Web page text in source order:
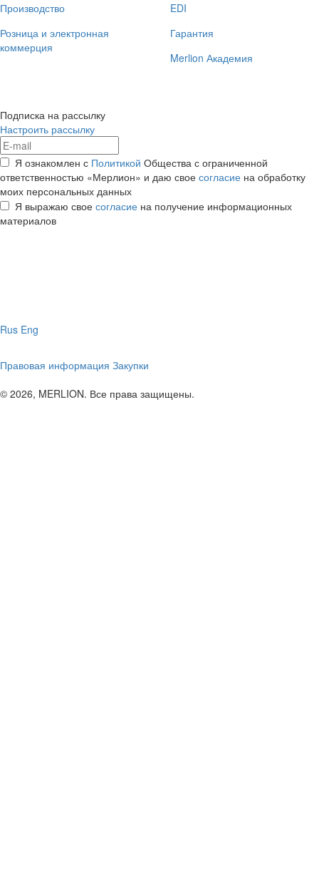
Производство
Розница и электронная
коммерция
EDI
Гарантия
Merlion Академия
Подписка на рассылку
Настроить рассылку
Я ознакомлен с Политикой Общества с ограниченной
ответственностью «Мерлион» и даю свое согласие на обработку
моих персональных данных
Я выражаю свое согласие на получение информационных
материалов
Rus Eng
Правовая информация Закупки
© 2026, MERLION. Все права защищены.